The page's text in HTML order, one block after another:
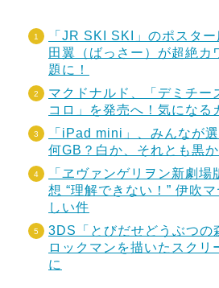
「JR SKI SKI」のポスタ
田翼（ばっさー）が超絶
題に！
マクドナルド、「デミチー
コロ」を発売へ！気になる
「iPad mini」、みんなが
何GB？白か、それとも黒か
「ヱヴァンゲリヲン新劇
想 “理解できない！” 伊吹
しい件
3DS「とびだせどうぶつの
ロックマンを描いたスクリ
に